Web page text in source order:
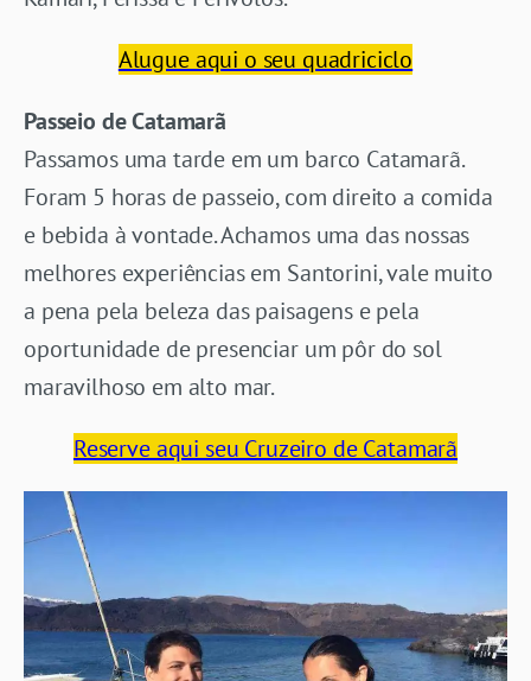
Alugue aqui o seu quadriciclo
Passeio de Catamarã
Passamos uma tarde em um barco Catamarã.
Foram 5 horas de passeio, com direito a comida
e bebida à vontade. Achamos uma das nossas
melhores experiências em Santorini, vale muito
a pena pela beleza das paisagens e pela
oportunidade de presenciar um pôr do sol
maravilhoso em alto mar.
Reserve aqui seu Cruzeiro de Catamarã